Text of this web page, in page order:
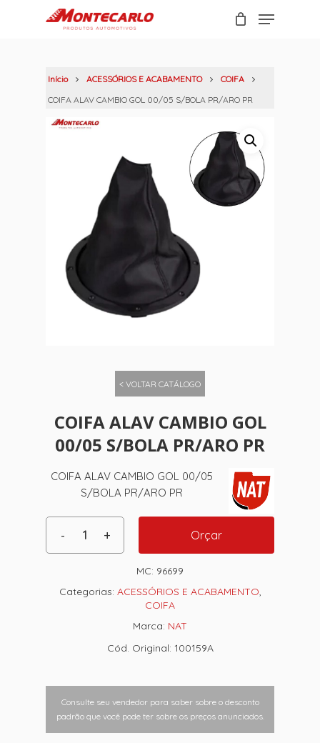
Menu
Carrinho
Início ACESSÓRIOS E ACABAMENTO
COIFA
COIFA ALAV CAMBIO GOL 00/05 S/BOLA PR/ARO PR
< VOLTAR CATÁLOGO
COIFA ALAV CAMBIO GOL
00/05 S/BOLA PR/ARO PR
COIFA ALAV CAMBIO GOL 00/05
S/BOLA PR/ARO PR
Orçar
MC: 96699
Categorias: ACESSÓRIOS E ACABAMENTO,
COIFA
Marca: NAT
Cód. Original: 100159A
Consulte seu vendedor para saber sobre o desconto
padrão que você pode ter sobre os preços anunciados.